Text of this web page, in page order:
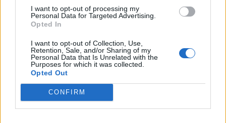
I want to opt-out of processing my
Personal Data for Targeted Advertising.
Opted In
I want to opt-out of Collection, Use,
Retention, Sale, and/or Sharing of my
Personal Data that Is Unrelated with the
Purposes for which it was collected.
Opted Out
CONFIRM
Викингска сага -7
супа за войни, повече брадви и боен рев - от Викингска
сага -8
Много благодаря за положения труд и споделянето с
фермерската общност.
22.5.26
ka-linka харесват това.